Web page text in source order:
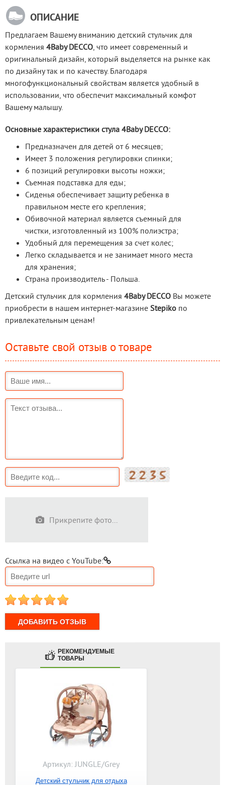
ОПИСАНИЕ
Предлагаем Вашему вниманию детский стульчик для
кормления 4Baby DECCO, что имеет современный и
оригинальный дизайн, который выделяется на рынке как
по дизайну так и по качеству. Благодаря
многофункциональный свойствам является удобный в
использовании, что обеспечит максимальный комфот
Вашему малышу.
Основные характеристики стула 4Baby DECCO:
Предназначен для детей от 6 месяцев;
Имеет 3 положения регулировки спинки;
6 позиций регулировки высоты ножки;
Съемная подставка для еды;
Сиденья обеспечивает защиту ребенка в
правильном месте его крепления;
Обивочной материал является съемный для
чистки, изготовленный из 100% полиэстра;
Удобный для перемещения за счет колес;
Легко складывается и не занимает много места
для хранения;
Страна производитель - Польша.
Детский стульчик для кормления 4Baby DECCO Вы можете
приобрести в нашем интернет-магазине Stepiko по
привлекательным ценам!
Оставьте свой отзыв о товаре
Прикрепите фото...
Ссылка на видео с YouTube:
1 2 3 4 5
РЕКОМЕНДУЕМЫЕ
ТОВАРЫ
Артикул: JUNGLE/Grey
Детский стульчик для отдыха